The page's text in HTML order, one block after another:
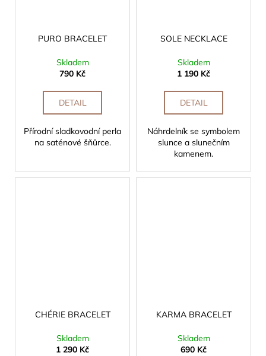
PURO BRACELET
Skladem
790 Kč
DETAIL
Přírodní sladkovodní perla
na saténové šňůrce.
SOLE NECKLACE
Skladem
1 190 Kč
DETAIL
Náhrdelník se symbolem
slunce a slunečním
kamenem.
CHÉRIE BRACELET
Skladem
1 290 Kč
KARMA BRACELET
Skladem
690 Kč